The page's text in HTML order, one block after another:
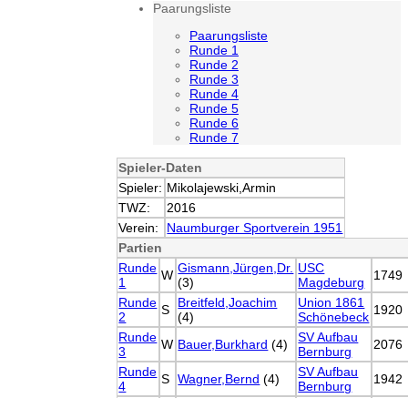
Paarungsliste
Paarungsliste
Runde 1
Runde 2
Runde 3
Runde 4
Runde 5
Runde 6
Runde 7
Spieler-Daten
Spieler: Mikolajewski,Armin
TWZ:
2016
Verein:
Naumburger Sportverein 1951
Partien
Runde
1
W Gismann,Jürgen,Dr.
(3)
USC
Magdeburg
1749
Runde
2
S
Breitfeld,Joachim
(4)
Union 1861
Schönebeck 1920
Runde
3
W Bauer,Burkhard (4)
SV Aufbau
Bernburg
2076
Runde
4
S Wagner,Bernd (4)
SV Aufbau
Bernburg
1942